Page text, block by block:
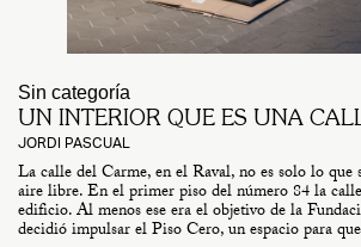
Sin categoría
UN INTERIOR QUE ES UNA
JORDI PASCUAL
La calle del Carme, en el Raval, no es solo lo que
aire libre. En el primer piso del número 84 la
edificio. Al menos ese era el objetivo de la
decidió impulsar el Piso Cero, un espacio para